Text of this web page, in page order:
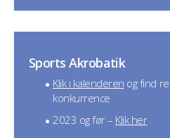
Sports Akrobatik
Klik i kalenderen og find
konkurrence
2023 og før – Klik her